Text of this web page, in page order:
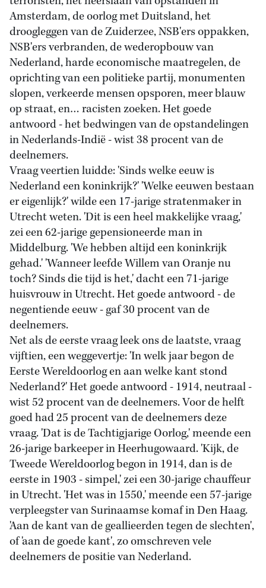
Amsterdam, de oorlog met Duitsland, het
droogleggen van de Zuiderzee, NSB'ers oppakken,
NSB'ers verbranden, de wederopbouw van
Nederland, harde economische maatregelen, de
oprichting van een politieke partij, monumenten
slopen, verkeerde mensen opsporen, meer blauw
op straat, en… racisten zoeken. Het goede
antwoord - het bedwingen van de opstandelingen
in Nederlands-Indië - wist 38 procent van de
deelnemers.
Vraag veertien luidde: 'Sinds welke eeuw is
Nederland een koninkrijk?' 'Welke eeuwen bestaan
er eigenlijk?' wilde een 17-jarige stratenmaker in
Utrecht weten. 'Dit is een heel makkelijke vraag,'
zei een 62-jarige gepensioneerde man in
Middelburg. 'We hebben altijd een koninkrijk
gehad.' 'Wanneer leefde Willem van Oranje nu
toch? Sinds die tijd is het,' dacht een 71-jarige
huisvrouw in Utrecht. Het goede antwoord - de
negentiende eeuw - gaf 30 procent van de
deelnemers.
Net als de eerste vraag leek ons de laatste, vraag
vijftien, een weggevertje: 'In welk jaar begon de
Eerste Wereldoorlog en aan welke kant stond
Nederland?' Het goede antwoord - 1914, neutraal -
wist 52 procent van de deelnemers. Voor de helft
goed had 25 procent van de deelnemers deze
vraag. 'Dat is de Tachtigjarige Oorlog,' meende een
26-jarige barkeeper in Heerhugowaard. 'Kijk, de
Tweede Wereldoorlog begon in 1914, dan is de
eerste in 1903 - simpel,' zei een 30-jarige chauffeur
in Utrecht. 'Het was in 1550,' meende een 57-jarige
verpleegster van Surinaamse komaf in Den Haag.
'Aan de kant van de geallieerden tegen de slechten',
of 'aan de goede kant', zo omschreven vele
deelnemers de positie van Nederland.